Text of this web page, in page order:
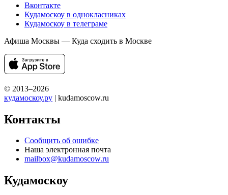
Вконтакте
Кудамоскоу в однокласниках
Кудамоскоу в телеграме
Афиша Москвы — Куда сходить в Москве
© 2013–2026
кудамоскоу.ру | kudamoscow.ru
Контакты
Сообщить об ошибке
Наша электронная почта
mailbox@kudamoscow.ru
Кудамоскоу